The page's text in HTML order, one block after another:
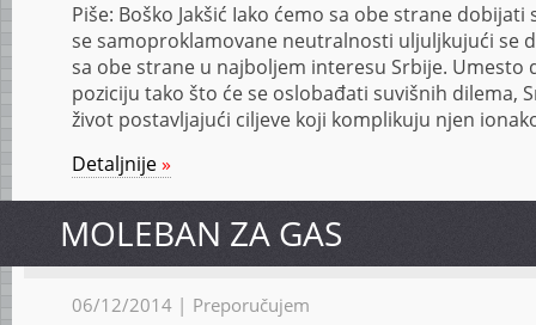
Piše: Boško Jakšić Iako ćemo sa obe strane dobijati
se samoproklamovane neutralnosti uljuljkujući se
sa obe strane u najboljem interesu Srbije. Umesto
poziciju tako što će se oslobađati suvišnih dilema,
život postavljajući ciljeve koji komplikuju njen
Detaljnije»
MOLEBAN ZA GAS
06/12/2014 | Preporučujem